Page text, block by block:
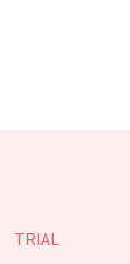
TRIAL